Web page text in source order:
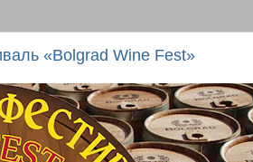
«Bolgrad Wine Fest»